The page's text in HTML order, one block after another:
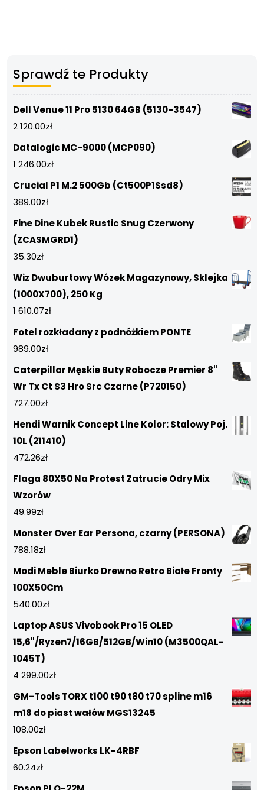
Sprawdź te Produkty
Dell Venue 11 Pro 5130 64GB (5130-3547)
2 120.00zł
Datalogic MC-9000 (MCP090)
1 246.00zł
Crucial P1 M.2 500Gb (Ct500P1Ssd8)
389.00zł
Fine Dine Kubek Rustic Snug Czerwony
(ZCASMGRD1)
35.30zł
Wiz Dwuburtowy Wózek Magazynowy, Sklejka
(1000X700), 250 Kg
1 610.07zł
Fotel rozkładany z podnóżkiem PONTE
989.00zł
Caterpillar Męskie Buty Robocze Premier 8"
Wr Tx Ct S3 Hro Src Czarne (P720150)
727.00zł
Hendi Warnik Concept Line Kolor: Stalowy Poj.
10L (211410)
472.26zł
Flaga 80X50 Na Protest Zatrucie Odry Mix
Wzorów
49.99zł
Monster Over Ear Persona, czarny (PERSONA)
788.18zł
Modi Meble Biurko Drewno Retro Białe Fronty
100X50Cm
540.00zł
Laptop ASUS Vivobook Pro 15 OLED
15,6"/Ryzen7/16GB/512GB/Win10 (M3500QAL-
1045T)
4 299.00zł
GM-Tools TORX t100 t90 t80 t70 spline m16
m18 do piast wałów MGS13245
108.00zł
Epson Labelworks LK-4RBF
60.24zł